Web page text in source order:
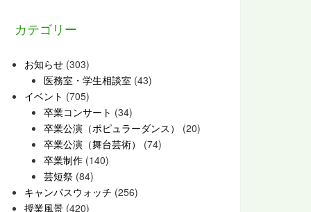
カテゴリー
お知らせ (303)
医務室・学生相談室 (43)
イベント (705)
卒業コンサート (34)
卒業公演（ポピュラーダンス）
(20)
卒業公演（舞台芸術）
(74)
卒業制作 (140)
芸短祭 (84)
キャンパスウォッチ (256)
授業風景 (420)